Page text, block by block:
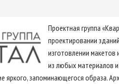
Проектная группа
проектировании
изготовлении
из любых материалов
яркого, запоминающегося образа.